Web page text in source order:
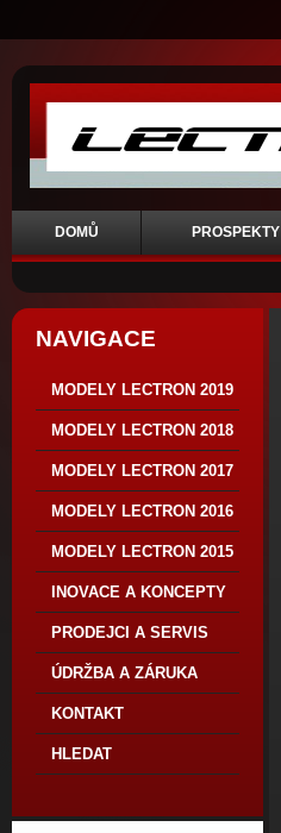
DOMŮ PROSPEKTY
NAVIGACE
MODELY LECTRON 2019
MODELY LECTRON 2018
MODELY LECTRON 2017
MODELY LECTRON 2016
MODELY LECTRON 2015
INOVACE A KONCEPTY
PRODEJCI A SERVIS
ÚDRŽBA A ZÁRUKA
KONTAKT
HLEDAT